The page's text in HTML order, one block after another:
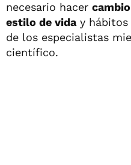
necesario hacer
estilo de viday hábitos
de los especialistas
científico.